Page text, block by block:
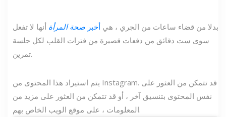
بدلا من قضاء ساعات من الجري ، هي أخبر صحة المرأة أنها لا تفعل
سوى ست دقائق من دفعات قصيرة من فترات القلب لكل جلسة
تمرين.
يتم استيراد هذا المحتوى من Instagram. قد تتمكن من العثور على
نفس المحتوى بتنسيق آخر ، أو قد تتمكن من العثور على مزيد من
المعلومات ، على موقع الويب الخاص بهم.